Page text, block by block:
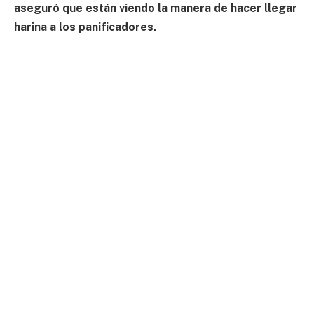
aseguró que están viendo la manera de hacer llegar
harina a los panificadores.